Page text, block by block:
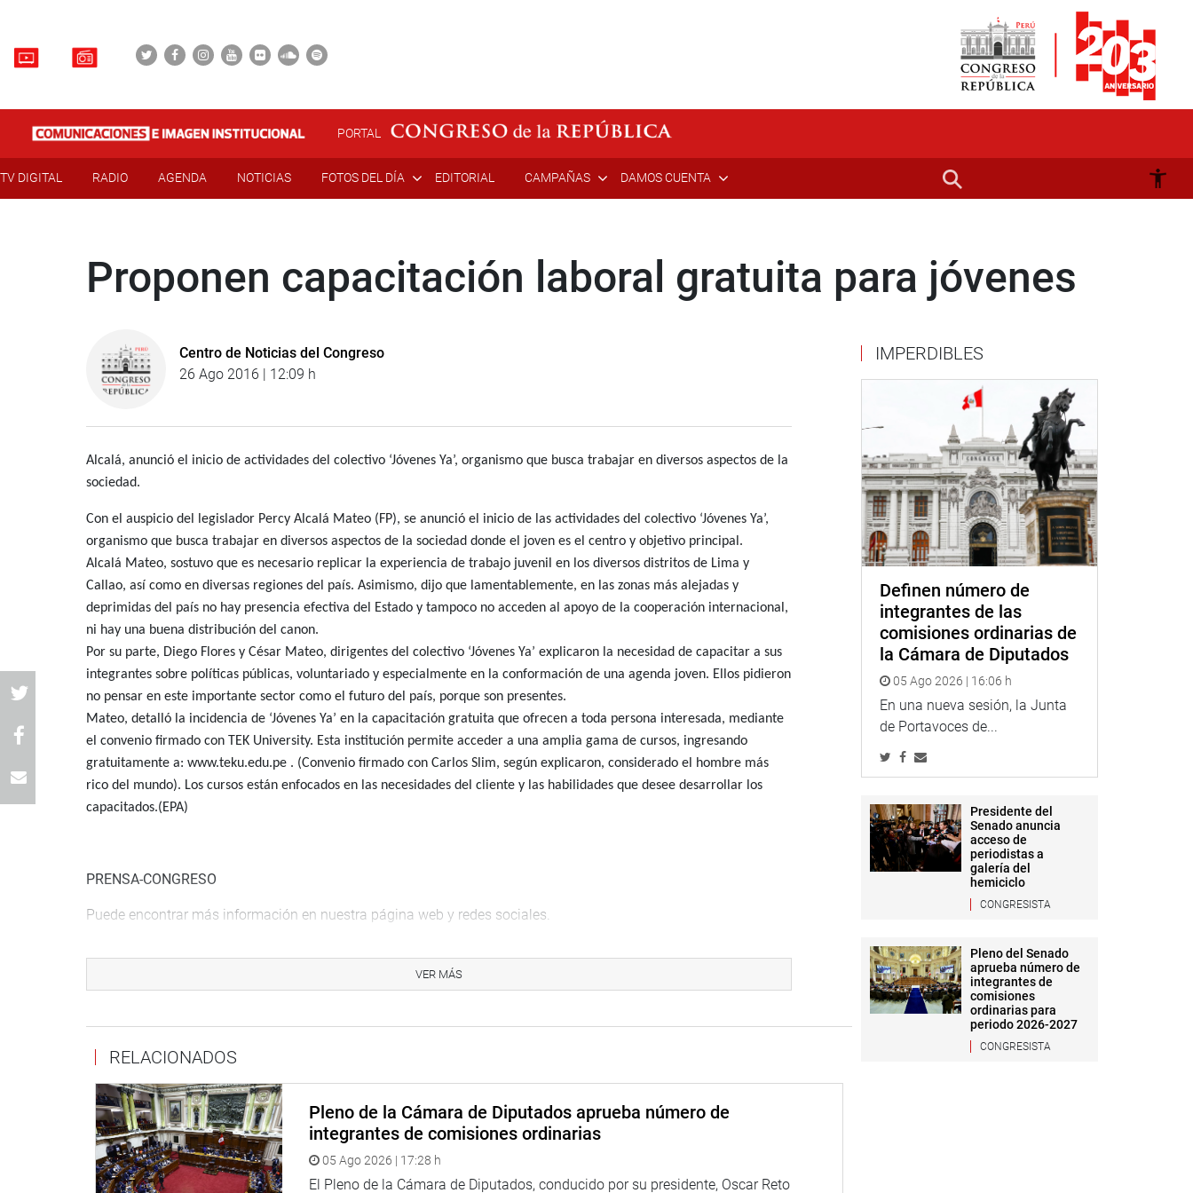
PORTAL
TV DIGITAL RADIO AGENDA NOTICIAS FOTOS DEL DÍA EDITORIAL CAMPAÑAS DAMOS CUENTA
Proponen capacitación laboral gratuita para jóvenes
Centro de Noticias del Congreso
26 Ago 2016 | 12:09 h
Alcalá, anunció el inicio de actividades del colectivo ‘Jóvenes Ya’, organismo que busca trabajar en diversos aspectos de la
sociedad.
Con el auspicio del legislador Percy Alcalá Mateo (FP), se anunció el inicio de las actividades del colectivo ‘Jóvenes Ya’,
organismo que busca trabajar en diversos aspectos de la sociedad donde el joven es el centro y objetivo principal.
Alcalá Mateo, sostuvo que es necesario replicar la experiencia de trabajo juvenil en los diversos distritos de Lima y
Callao, así como en diversas regiones del país. Asimismo, dijo que lamentablemente, en las zonas más alejadas y
deprimidas del país no hay presencia efectiva del Estado y tampoco no acceden al apoyo de la cooperación internacional,
ni hay una buena distribución del canon.
Por su parte, Diego Flores y César Mateo, dirigentes del colectivo ‘Jóvenes Ya’ explicaron la necesidad de capacitar a sus
integrantes sobre políticas públicas, voluntariado y especialmente en la conformación de una agenda joven. Ellos pidieron
no pensar en este importante sector como el futuro del país, porque son presentes.
Mateo, detalló la incidencia de ‘Jóvenes Ya’ en la capacitación gratuita que ofrecen a toda persona interesada, mediante
el convenio firmado con TEK University. Esta institución permite acceder a una amplia gama de cursos, ingresando
gratuitamente a: www.teku.edu.pe . (Convenio firmado con Carlos Slim, según explicaron, considerado el hombre más
rico del mundo). Los cursos están enfocados en las necesidades del cliente y las habilidades que desee desarrollar los
capacitados.(EPA)
PRENSA-CONGRESO
Puede encontrar más información en nuestra página web y redes sociales.
Facebook:https://www.facebook.com/congresoperu
Youtube:http://www.youtube.com/congresoperu
Soundcloud:https://soundcloud.com/radiocongreso
VER MÁS
RELACIONADOS
Pleno de la Cámara de Diputados aprueba número de
integrantes de comisiones ordinarias
05 Ago 2026 | 17:28 h
El Pleno de la Cámara de Diputados, conducido por su presidente, Oscar Reto
IMPERDIBLES
Definen número de
integrantes de las
comisiones ordinarias de
la Cámara de Diputados
05 Ago 2026 | 16:06 h
En una nueva sesión, la Junta
de Portavoces de...
Presidente del
Senado anuncia
acceso de
periodistas a
galería del
hemiciclo
CONGRESISTA
Pleno del Senado
aprueba número de
integrantes de
comisiones
ordinarias para
periodo 2026-2027
CONGRESISTA